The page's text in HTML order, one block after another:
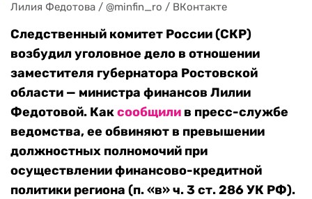
Лилия Федотова / @minfin_ro / ВКонтакте
Следственный комитет России (СКР)
возбудил уголовное дело в отношении
заместителя губернатора Ростовской
области — министра финансов Лилии
Федотовой. Каксообщили в пресс-службе
ведомства, ее обвиняют в превышении
должностных полномочий при
осуществлении финансово-кредитной
политики региона (п. «в» ч. 3 ст. 286 УК РФ).